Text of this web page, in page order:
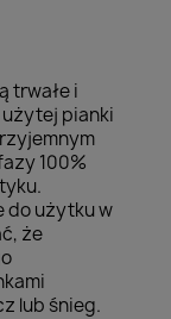
trwałe i
pianki
100%
do użytku w
że
lub śnieg.